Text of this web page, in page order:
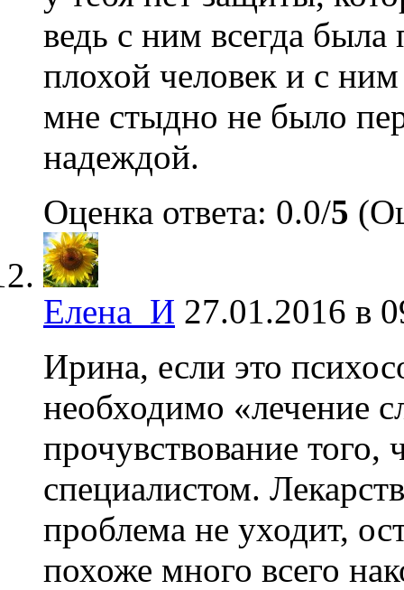
ведь с ним всегда
плохой человек и с
мне стыдно не было
надеждой.
Оценка ответа: 0.0/5
Елена_И 27.01.2016 в
Ирина, если это
необходимо «лечение
прочувствование того,
специалистом.
проблема не уходит,
похоже много всего